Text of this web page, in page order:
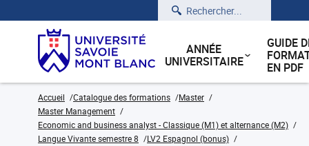
Rechercher
ANNÉE
UNIVERSITAIRE
GUIDE
EN PDF
Accueil Catalogue des formations
Master
Master Management
Economic and business analyst - Classique (M1) et alternance (M2)
Langue Vivante semestre 8
LV2 Espagnol (bonus)